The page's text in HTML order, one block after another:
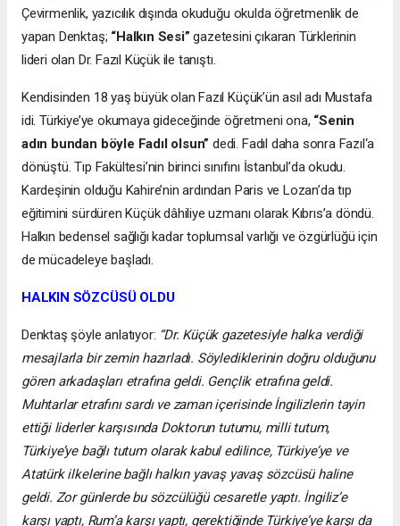
Çevirmenlik, yazıcılık dışında okuduğu okulda öğretmenlik de
yapan Denktaş; “Halkın Sesi”gazetesini çıkaran Türklerinin
lideri olan Dr. Fazıl Küçük ile tanıştı.
Kendisinden 18 yaş büyük olan Fazıl Küçük’ün asıl adı Mustafa
idi. Türkiye’ye okumaya gideceğinde öğretmeni ona, “Senin
adın bundan böyle Fadıl olsun” dedi. Fadıl daha sonra Fazıl‘a
dönüştü. Tıp Fakültesi’nin birinci sınıfını İstanbul’da okudu.
Kardeşinin olduğu Kahire’nin ardından Paris ve Lozan’da tıp
eğitimini sürdüren Küçük dâhiliye uzmanı olarak Kıbrıs’a döndü.
Halkın bedensel sağlığı kadar toplumsal varlığı ve özgürlüğü için
de mücadeleye başladı.
HALKIN SÖZCÜSÜ OLDU
Denktaş şöyle anlatıyor: “Dr. Küçük gazetesiyle halka verdiği
mesajlarla bir zemin hazırladı. Söylediklerinin doğru olduğunu
gören arkadaşları etrafına geldi. Gençlik etrafına geldi.
Muhtarlar etrafını sardı ve zaman içerisinde İngilizlerin tayin
ettiği liderler karşısında Doktorun tutumu, milli tutum,
Türkiye’ye bağlı tutum olarak kabul edilince, Türkiye’ye ve
Atatürk ilkelerine bağlı halkın yavaş yavaş sözcüsü haline
geldi. Zor günlerde bu sözcülüğü cesaretle yaptı. İngiliz’e
karşı yaptı, Rum’a karşı yaptı, gerektiğinde Türkiye’ye karşı da